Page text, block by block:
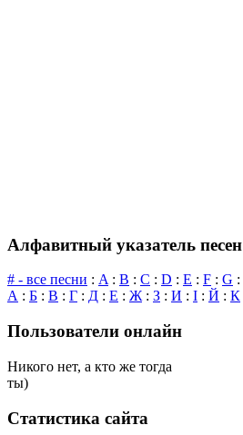
Алфавитный указатель песен
# - все песни : A: B : C : D : E : F : G :
А : Б : В : Г : Д : Е : Ж: З : И : І : Й : К
Пользователи онлайн
Никого нет, а кто же тогда
ты)
Статистика сайта